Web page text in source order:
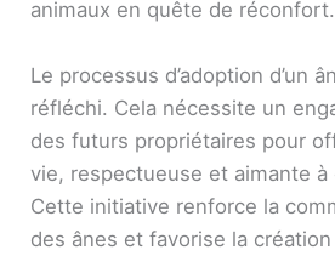
animaux en quête de réconfort.
Le processus d’adoption d’un
réfléchi. Cela nécessite un
des futurs propriétaires pour
vie, respectueuse et aimante à
Cette initiative renforce la
des ânes et favorise la